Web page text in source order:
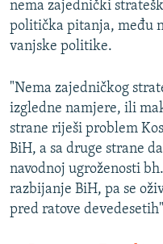
nema zajednički
politička pitanja, među
vanjske politike.
"Nema zajedničkog
izgledne namjere, ili
strane riješi problem
BiH, a sa druge strane
navodnoj ugroženosti
razbijanje BiH, pa se
pred ratove